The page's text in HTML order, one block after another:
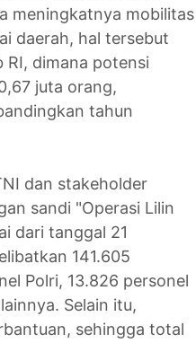
meningkatnya mobilitas
daerah, hal tersebut
RI, dimana potensi
juta orang,
tahun
dan stakeholder
sandi "Operasi Lilin
dari tanggal 21
141.605
Polri, 13.826 personel
Selain itu,
sehingga total